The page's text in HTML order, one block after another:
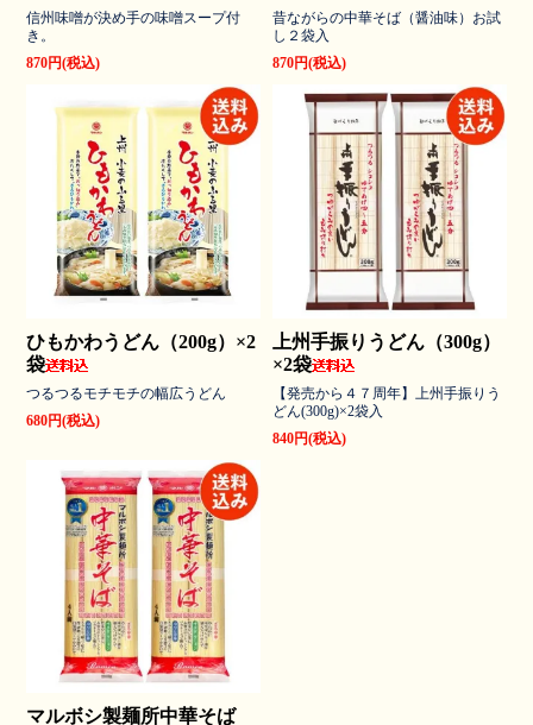
信州味噌が決め手の味噌スープ付
き。
870円(税込)
昔ながらの中華そば（醤油味）お試
し２袋入
870円(税込)
ひもかわうどん（200g）×2
袋
つるつるモチモチの幅広うどん
680円(税込)
上州手振りうどん（300g）
×2袋
【発売から４７周年】上州手振りう
どん(300g)×2袋入
840円(税込)
マルボシ製麺所中華そば